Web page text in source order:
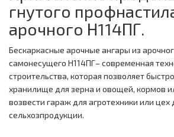
гнутого
арочного Н114ПГ.
Бескаркасные арочные ангары из
самонесущего Н114ПГ– современная
строительства, которая позволяет
хранилище для зерна и овощей, кормов
возвести гараж для агротехники или цех
сельхозпродукции.